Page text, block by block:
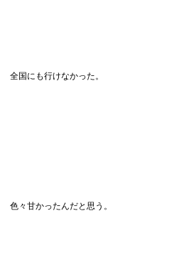
全国にも行けなかった。
色々甘かったんだと思う。